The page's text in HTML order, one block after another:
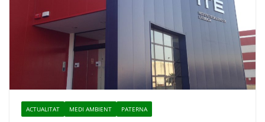
ACTUALITAT MEDI AMBIENT PATERNA